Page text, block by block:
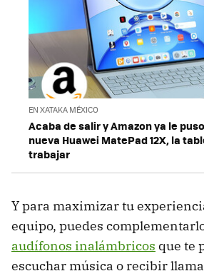
EN XATAKA MÉXICO
Acaba de salir y Amazon ya le
nueva Huawei MatePad 12X, la
trabajar
Y para maximizar tu
equipo, puedes
audífonos inalámbricos que te
escuchar música o recibir